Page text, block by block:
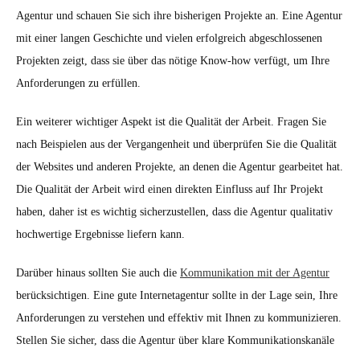
Agentur und schauen Sie sich ihre bisherigen Projekte an. Eine Agentur
mit einer langen Geschichte und vielen erfolgreich abgeschlossenen
Projekten zeigt, dass sie über das nötige Know-how verfügt, um Ihre
Anforderungen zu erfüllen.
Ein weiterer wichtiger Aspekt ist die Qualität der Arbeit. Fragen Sie
nach Beispielen aus der Vergangenheit und überprüfen Sie die Qualität
der Websites und anderen Projekte, an denen die Agentur gearbeitet hat.
Die Qualität der Arbeit wird einen direkten Einfluss auf Ihr Projekt
haben, daher ist es wichtig sicherzustellen, dass die Agentur qualitativ
hochwertige Ergebnisse liefern kann.
Darüber hinaus sollten Sie auch die Kommunikation mit der Agentur
berücksichtigen. Eine gute Internetagentur sollte in der Lage sein, Ihre
Anforderungen zu verstehen und effektiv mit Ihnen zu kommunizieren.
Stellen Sie sicher, dass die Agentur über klare Kommunikationskanäle